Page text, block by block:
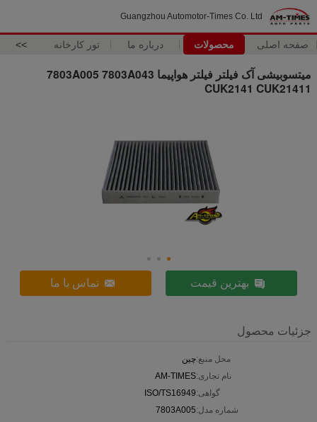
Guangzhou Automotor-Times Co. Ltd
صفحه اصلی محصولات درباره ما تور کارخانه >>
میتسوبیشی آک فیلتر فیلتر هواپیما 7803A005 7803A043
CUK2141 CUK21411
بهترین قیمت تماس با ما
جزئیات محصول
محل منبع:چین
نام تجاری:AM-TIMES
گواهی:ISO/TS16949
شماره مدل:7803A005